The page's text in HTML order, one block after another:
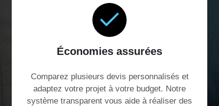
Économies assurées
Comparez plusieurs devis personnalisés et
adaptez votre projet à votre budget. Notre
système transparent vous aide à réaliser des